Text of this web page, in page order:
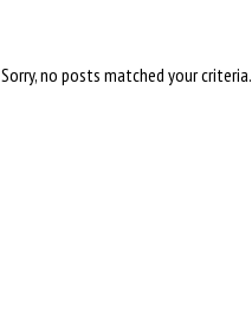
Sorry, no posts matched your criteria.